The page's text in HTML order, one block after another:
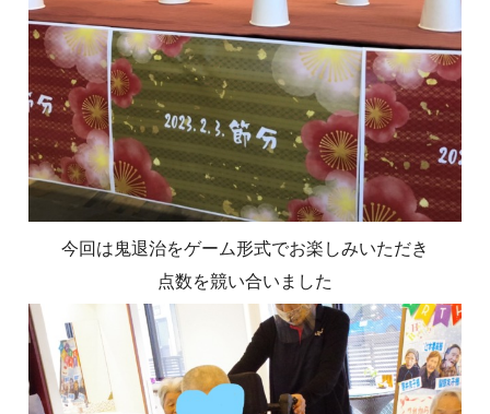
今回は鬼退治をゲーム形式でお楽しみいただき
点数を競い合いました